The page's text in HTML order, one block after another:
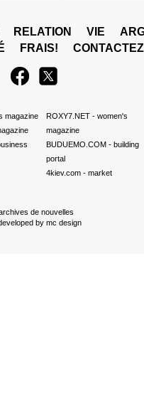
RELATION VIE
FRAIS!
magazine
ROXY7.NET- women's
magazine
BUDUEMO.COM- building
portal
4kiev.com- market
de nouvelles
by mc design